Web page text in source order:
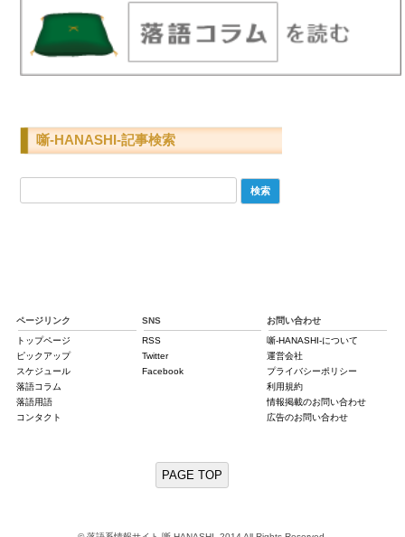
噺-HANASHI-記事検索
ページリンク
トップページ
ピックアップ
スケジュール
落語コラム
落語用語
コンタクト
SNS
RSS
Twitter
Facebook
お問い合わせ
噺-HANASHI-について
運営会社
プライバシーポリシー
利用規約
情報掲載のお問い合わせ
広告のお問い合わせ
PAGE TOP